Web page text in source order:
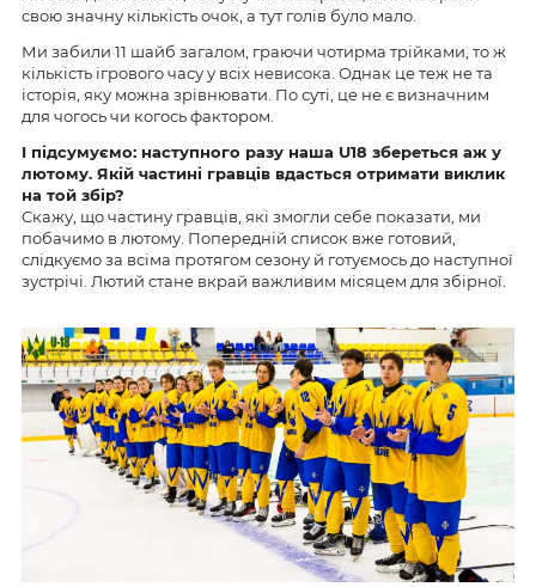
свою значну кількість очок, а тут голів було мало.
Ми забили 11 шайб загалом, граючи чотирма трійками, то ж
кількість ігрового часу у всіх невисока. Однак це теж не та
історія, яку можна зрівнювати. По суті, це не є визначним
для чогось чи когось фактором.
І підсумуємо: наступного разу наша U18 збереться аж у
лютому. Якій частині гравців вдасться отримати виклик
на той збір?
Скажу, що частину гравців, які змогли себе показати, ми
побачимо в лютому. Попередній список вже готовий,
слідкуємо за всіма протягом сезону й готуємось до наступної
зустрічі. Лютий стане вкрай важливим місяцем для збірної.